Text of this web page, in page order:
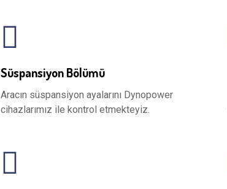
Süspansiyon Bölümü
Aracın süspansiyon ayalarını Dynopower
cihazlarımız ile kontrol etmekteyiz.